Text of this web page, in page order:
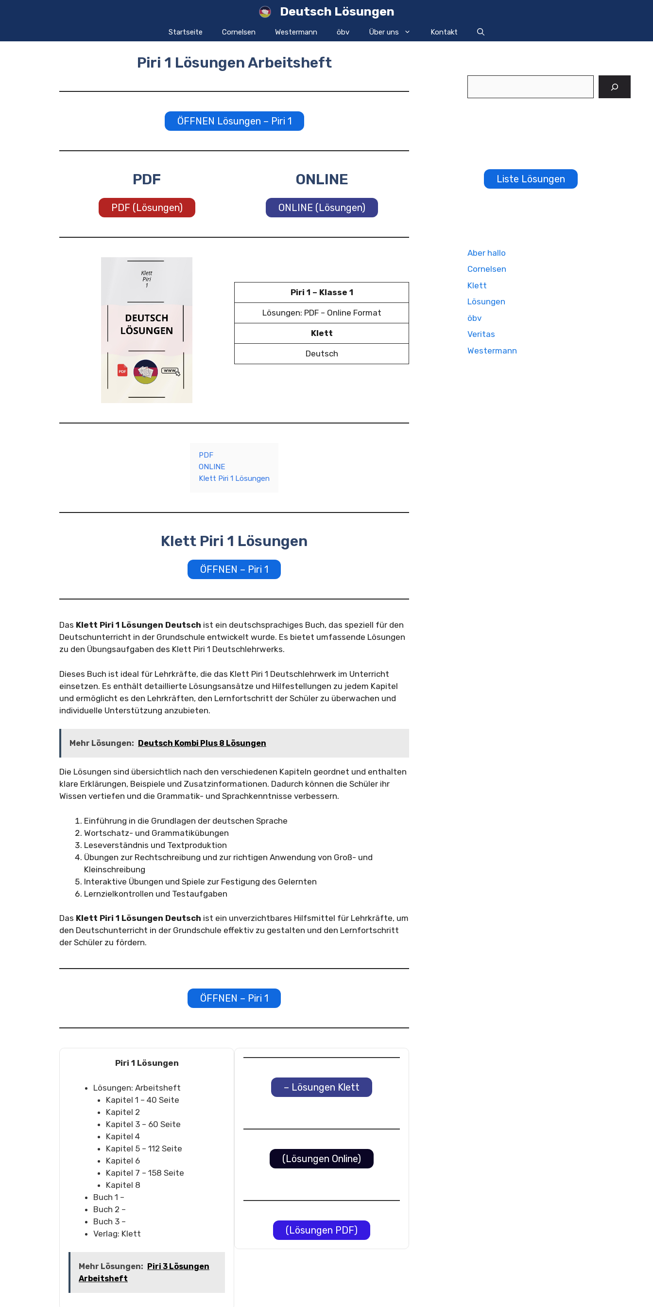
Deutsch Lösungen
Startseite Cornelsen Westermann öbv Über uns Kontakt
Piri 1 Lösungen Arbeitsheft
ÖFFNEN Lösungen – Piri 1
PDF
PDF (Lösungen)
ONLINE
ONLINE (Lösungen)
Piri 1 – Klasse 1
Lösungen: PDF – Online Format
Klett
Deutsch
PDF
ONLINE
Klett Piri 1 Lösungen
Klett Piri 1 Lösungen
ÖFFNEN – Piri 1
Das Klett Piri 1 Lösungen Deutsch ist ein deutschsprachiges Buch, das speziell für den
Deutschunterricht in der Grundschule entwickelt wurde. Es bietet umfassende Lösungen
zu den Übungsaufgaben des Klett Piri 1 Deutschlehrwerks.
Dieses Buch ist ideal für Lehrkräfte, die das Klett Piri 1 Deutschlehrwerk im Unterricht
einsetzen. Es enthält detaillierte Lösungsansätze und Hilfestellungen zu jedem Kapitel
und ermöglicht es den Lehrkräften, den Lernfortschritt der Schüler zu überwachen und
individuelle Unterstützung anzubieten.
Mehr Lösungen: Deutsch Kombi Plus 8 Lösungen
Die Lösungen sind übersichtlich nach den verschiedenen Kapiteln geordnet und enthalten
klare Erklärungen, Beispiele und Zusatzinformationen. Dadurch können die Schüler ihr
Wissen vertiefen und die Grammatik- und Sprachkenntnisse verbessern.
Einführung in die Grundlagen der deutschen Sprache
Wortschatz- und Grammatikübungen
Leseverständnis und Textproduktion
Übungen zur Rechtschreibung und zur richtigen Anwendung von Groß- und
Kleinschreibung
Interaktive Übungen und Spiele zur Festigung des Gelernten
Lernzielkontrollen und Testaufgaben
Das Klett Piri 1 Lösungen Deutsch ist ein unverzichtbares Hilfsmittel für Lehrkräfte, um
den Deutschunterricht in der Grundschule effektiv zu gestalten und den Lernfortschritt
der Schüler zu fördern.
ÖFFNEN – Piri 1
Piri 1 Lösungen
Lösungen: Arbeitsheft
Kapitel 1 – 40 Seite
Kapitel 2
Kapitel 3 – 60 Seite
Kapitel 4
Kapitel 5 – 112 Seite
Kapitel 6
Kapitel 7 – 158 Seite
Kapitel 8
Buch 1 –
Buch 2 –
Buch 3 –
Verlag: Klett
Mehr Lösungen: Piri 3 Lösungen
Arbeitsheft
– Lösungen Klett
(Lösungen Online)
(Lösungen PDF)
Liste Lösungen
Aber hallo
Cornelsen
Klett
Lösungen
öbv
Veritas
Westermann